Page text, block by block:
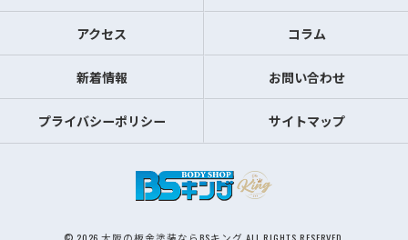
アクセス コラム
新着情報 お問い合わせ
プライバシーポリシー サイトマップ